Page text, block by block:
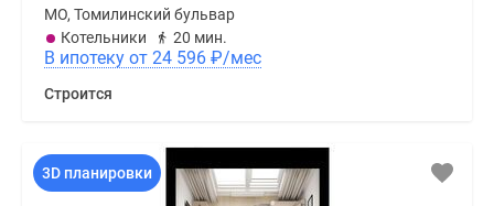
МО, Томилинский бульвар
Котельники
20 мин.
В ипотеку от 24 596 ₽/мес
Строится
3D планировки